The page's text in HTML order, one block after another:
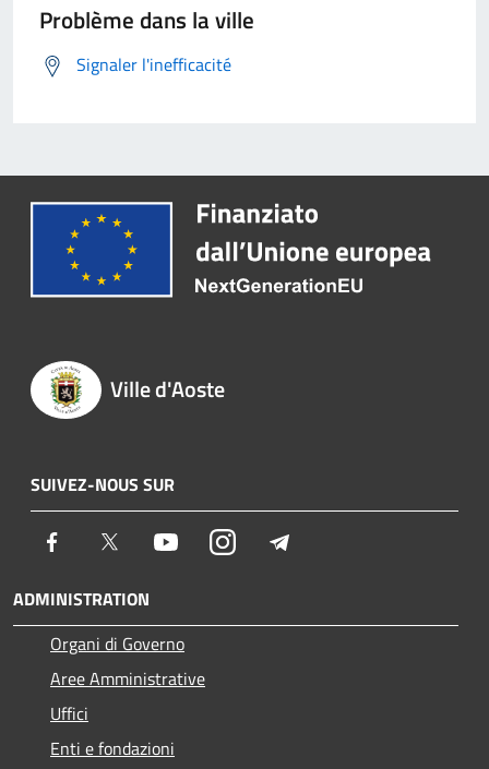
Problème dans la ville
Signaler l'inefficacité
Ville d'Aoste
SUIVEZ-NOUS SUR
Facebook Twitter YoutubeInstagram
ADMINISTRATION
Organi di Governo
Aree Amministrative
Uffici
Enti e fondazioni